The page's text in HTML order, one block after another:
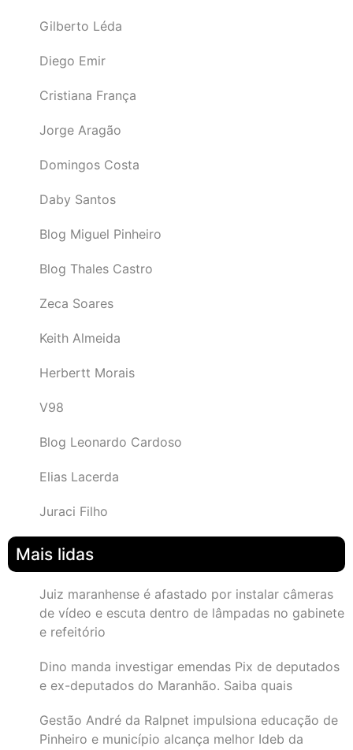
Gilberto Léda
Diego Emir
Cristiana França
Jorge Aragão
Domingos Costa
Daby Santos
Blog Miguel Pinheiro
Blog Thales Castro
Zeca Soares
Keith Almeida
Herbertt Morais
V98
Blog Leonardo Cardoso
Elias Lacerda
Juraci Filho
Mais lidas
Juiz maranhense é afastado por instalar câmeras
de vídeo e escuta dentro de lâmpadas no gabinete
e refeitório
Dino manda investigar emendas Pix de deputados
e ex-deputados do Maranhão. Saiba quais
Gestão André da Ralpnet impulsiona educação de
Pinheiro e município alcança melhor Ideb da